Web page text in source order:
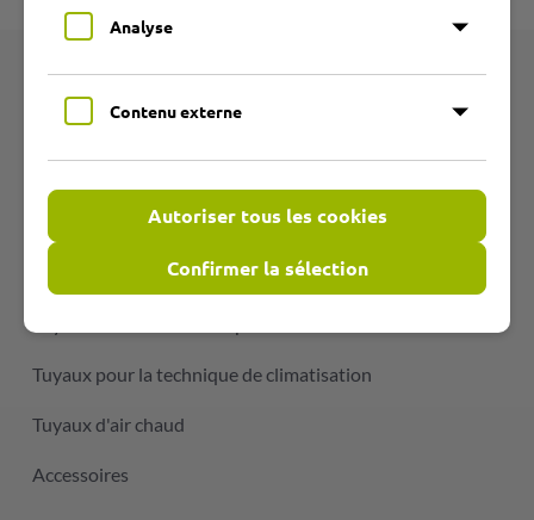
Produits
Tuyaux en PU résistant à l'abrasion
Tuyaux flexibles en PVC
Tuyaux pour la technique de climatisation
Tuyaux d'air chaud
Accessoires
Analyse
Contenu externe
Autoriser tous les cookies
Confirmer la sélection